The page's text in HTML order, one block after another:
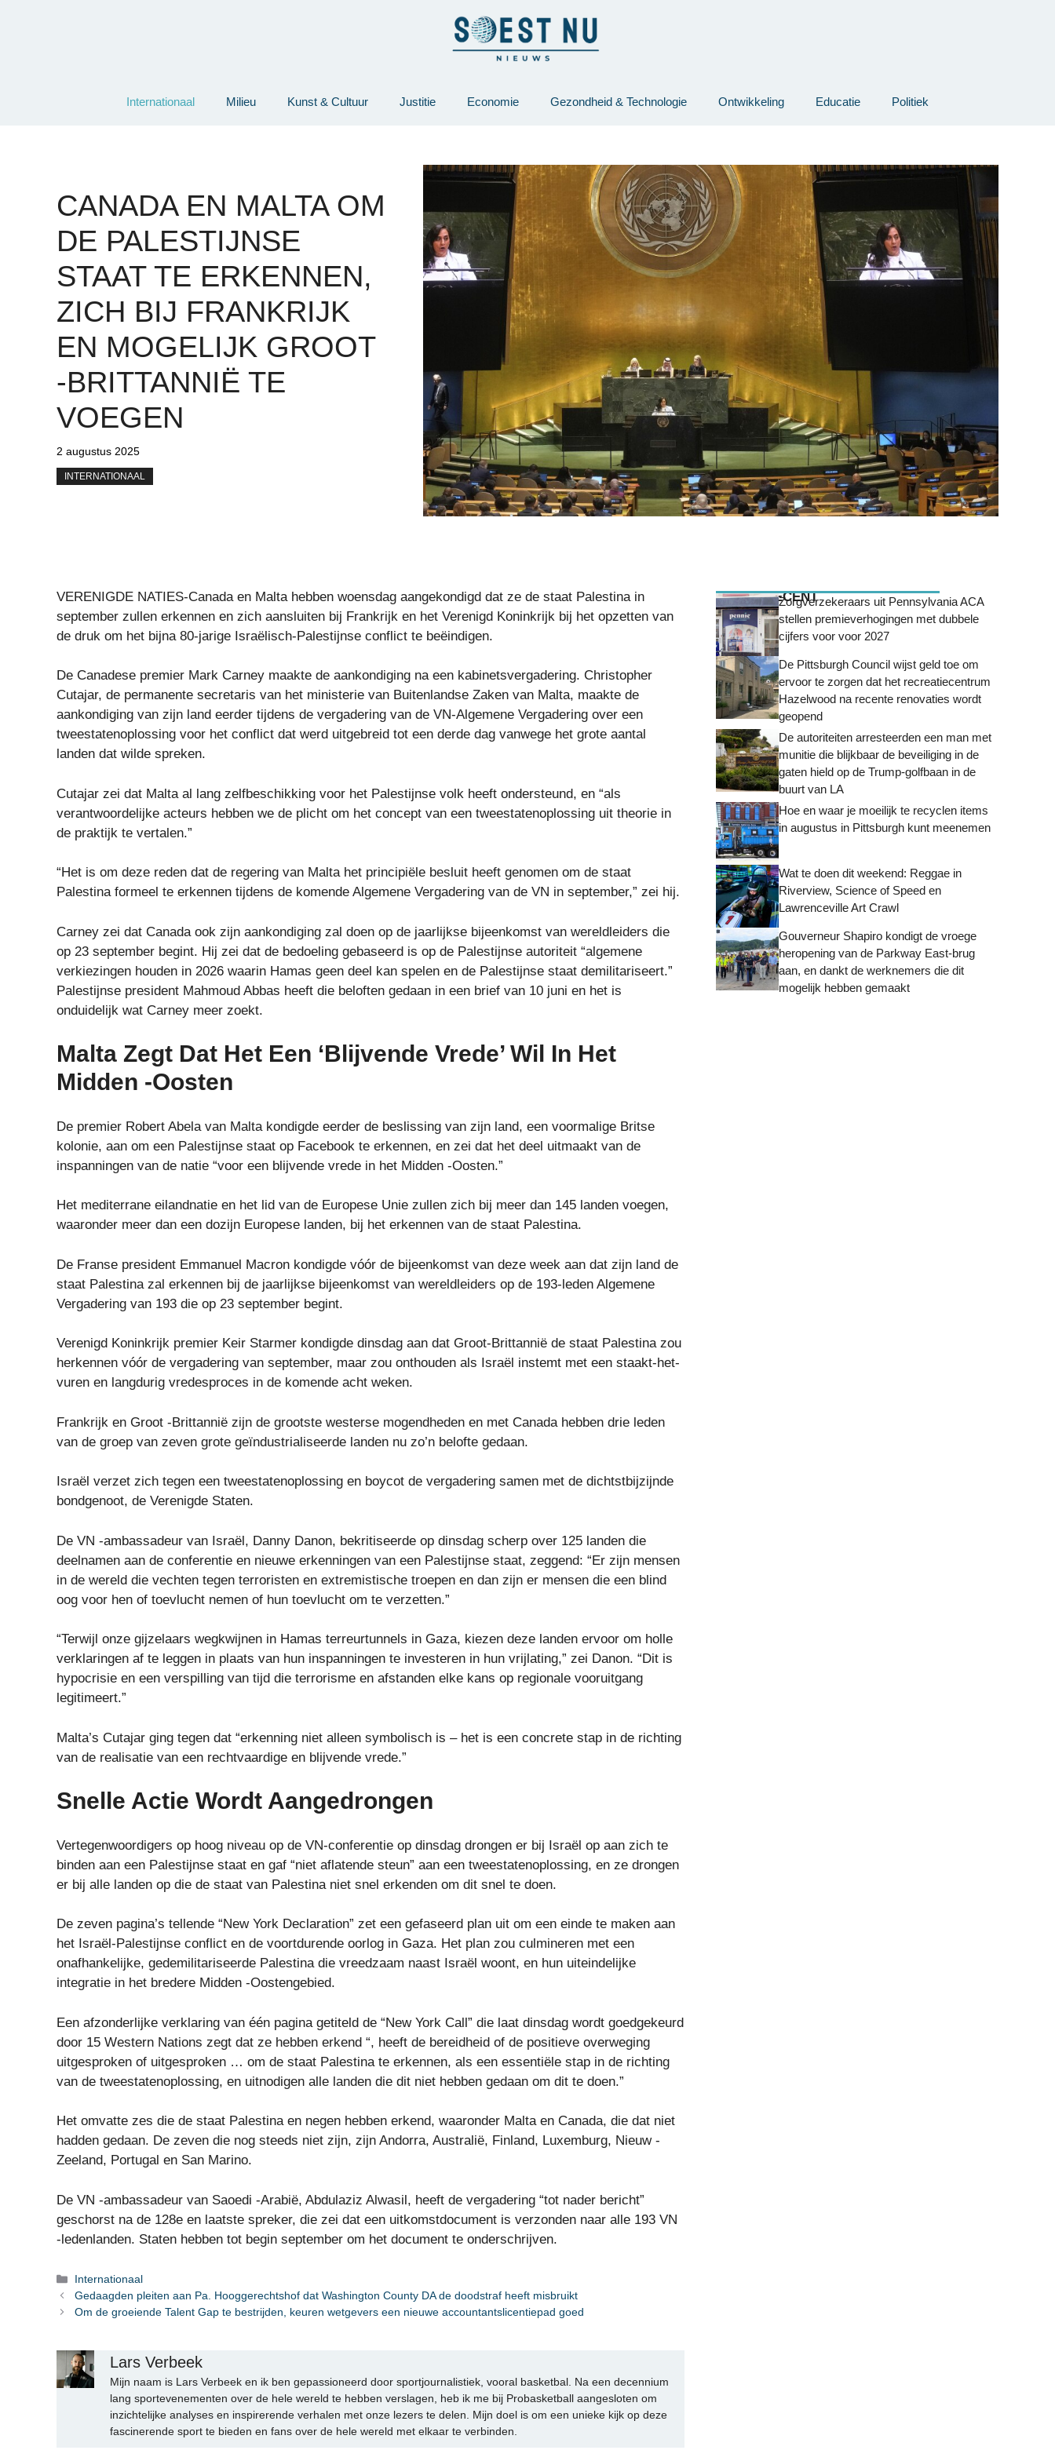
Internationaal Milieu Kunst & Cultuur Justitie Economie Gezondheid & Technologie Ontwikkeling Educatie Politiek
CANADA EN MALTA OM
DE PALESTIJNSE
STAAT TE ERKENNEN,
ZICH BIJ FRANKRIJK
EN MOGELIJK GROOT
-BRITTANNIË TE
VOEGEN
2 augustus 2025
INTERNATIONAAL
VERENIGDE NATIES-Canada en Malta hebben woensdag aangekondigd dat ze de staat Palestina in
september zullen erkennen en zich aansluiten bij Frankrijk en het Verenigd Koninkrijk bij het opzetten van
de druk om het bijna 80-jarige Israëlisch-Palestijnse conflict te beëindigen.
De Canadese premier Mark Carney maakte de aankondiging na een kabinetsvergadering. Christopher
Cutajar, de permanente secretaris van het ministerie van Buitenlandse Zaken van Malta, maakte de
aankondiging van zijn land eerder tijdens de vergadering van de VN-Algemene Vergadering over een
tweestatenoplossing voor het conflict dat werd uitgebreid tot een derde dag vanwege het grote aantal
landen dat wilde spreken.
Cutajar zei dat Malta al lang zelfbeschikking voor het Palestijnse volk heeft ondersteund, en “als
verantwoordelijke acteurs hebben we de plicht om het concept van een tweestatenoplossing uit theorie in
de praktijk te vertalen.”
“Het is om deze reden dat de regering van Malta het principiële besluit heeft genomen om de staat
Palestina formeel te erkennen tijdens de komende Algemene Vergadering van de VN in september,” zei hij.
Carney zei dat Canada ook zijn aankondiging zal doen op de jaarlijkse bijeenkomst van wereldleiders die
op 23 september begint. Hij zei dat de bedoeling gebaseerd is op de Palestijnse autoriteit “algemene
verkiezingen houden in 2026 waarin Hamas geen deel kan spelen en de Palestijnse staat demilitariseert.”
Palestijnse president Mahmoud Abbas heeft die beloften gedaan in een brief van 10 juni en het is
onduidelijk wat Carney meer zoekt.
Malta Zegt Dat Het Een ‘blijvende Vrede’ Wil In Het
Midden -Oosten
De premier Robert Abela van Malta kondigde eerder de beslissing van zijn land, een voormalige Britse
kolonie, aan om een Palestijnse staat op Facebook te erkennen, en zei dat het deel uitmaakt van de
inspanningen van de natie “voor een blijvende vrede in het Midden -Oosten.”
Het mediterrane eilandnatie en het lid van de Europese Unie zullen zich bij meer dan 145 landen voegen,
waaronder meer dan een dozijn Europese landen, bij het erkennen van de staat Palestina.
De Franse president Emmanuel Macron kondigde vóór de bijeenkomst van deze week aan dat zijn land de
staat Palestina zal erkennen bij de jaarlijkse bijeenkomst van wereldleiders op de 193-leden Algemene
Vergadering van 193 die op 23 september begint.
Verenigd Koninkrijk premier Keir Starmer kondigde dinsdag aan dat Groot-Brittannië de staat Palestina zou
herkennen vóór de vergadering van september, maar zou onthouden als Israël instemt met een staakt-het-
vuren en langdurig vredesproces in de komende acht weken.
Frankrijk en Groot -Brittannië zijn de grootste westerse mogendheden en met Canada hebben drie leden
van de groep van zeven grote geïndustrialiseerde landen nu zo’n belofte gedaan.
Israël verzet zich tegen een tweestatenoplossing en boycot de vergadering samen met de dichtstbijzijnde
bondgenoot, de Verenigde Staten.
De VN -ambassadeur van Israël, Danny Danon, bekritiseerde op dinsdag scherp over 125 landen die
deelnamen aan de conferentie en nieuwe erkenningen van een Palestijnse staat, zeggend: “Er zijn mensen
in de wereld die vechten tegen terroristen en extremistische troepen en dan zijn er mensen die een blind
oog voor hen of toevlucht nemen of hun toevlucht om te verzetten.”
“Terwijl onze gijzelaars wegkwijnen in Hamas terreurtunnels in Gaza, kiezen deze landen ervoor om holle
verklaringen af te leggen in plaats van hun inspanningen te investeren in hun vrijlating,” zei Danon. “Dit is
hypocrisie en een verspilling van tijd die terrorisme en afstanden elke kans op regionale vooruitgang
legitimeert.”
Malta’s Cutajar ging tegen dat “erkenning niet alleen symbolisch is – het is een concrete stap in de richting
van de realisatie van een rechtvaardige en blijvende vrede.”
Snelle Actie Wordt Aangedrongen
Vertegenwoordigers op hoog niveau op de VN-conferentie op dinsdag drongen er bij Israël op aan zich te
binden aan een Palestijnse staat en gaf “niet aflatende steun” aan een tweestatenoplossing, en ze drongen
er bij alle landen op die de staat van Palestina niet snel erkenden om dit snel te doen.
De zeven pagina’s tellende “New York Declaration” zet een gefaseerd plan uit om een einde te maken aan
het Israël-Palestijnse conflict en de voortdurende oorlog in Gaza. Het plan zou culmineren met een
onafhankelijke, gedemilitariseerde Palestina die vreedzaam naast Israël woont, en hun uiteindelijke
integratie in het bredere Midden -Oostengebied.
Een afzonderlijke verklaring van één pagina getiteld de “New York Call” die laat dinsdag wordt goedgekeurd
door 15 Western Nations zegt dat ze hebben erkend “, heeft de bereidheid of de positieve overweging
uitgesproken of uitgesproken … om de staat Palestina te erkennen, als een essentiële stap in de richting
van de tweestatenoplossing, en uitnodigen alle landen die dit niet hebben gedaan om dit te doen.”
Het omvatte zes die de staat Palestina en negen hebben erkend, waaronder Malta en Canada, die dat niet
hadden gedaan. De zeven die nog steeds niet zijn, zijn Andorra, Australië, Finland, Luxemburg, Nieuw -
Zeeland, Portugal en San Marino.
De VN -ambassadeur van Saoedi -Arabië, Abdulaziz Alwasil, heeft de vergadering “tot nader bericht”
geschorst na de 128e en laatste spreker, die zei dat een uitkomstdocument is verzonden naar alle 193 VN
-ledenlanden. Staten hebben tot begin september om het document te onderschrijven.
Categorieën
Internationaal
Gedaagden pleiten aan Pa. Hooggerechtshof dat Washington County DA de doodstraf heeft misbruikt
Om de groeiende Talent Gap te bestrijden, keuren wetgevers een nieuwe accountantslicentiepad goed
Lars Verbeek
Mijn naam is Lars Verbeek en ik ben gepassioneerd door sportjournalistiek, vooral basketbal. Na een decennium
lang sportevenementen over de hele wereld te hebben verslagen, heb ik me bij Probasketball aangesloten om
inzichtelijke analyses en inspirerende verhalen met onze lezers te delen. Mijn doel is om een unieke kijk op deze
fascinerende sport te bieden en fans over de hele wereld met elkaar te verbinden.
MEEST RECENTZorgverzekeraars uit Pennsylvania ACA
stellen premieverhogingen met dubbele
cijfers voor voor 2027
De Pittsburgh Council wijst geld toe om
ervoor te zorgen dat het recreatiecentrum
Hazelwood na recente renovaties wordt
geopend
De autoriteiten arresteerden een man met
munitie die blijkbaar de beveiliging in de
gaten hield op de Trump-golfbaan in de
buurt van LA
Hoe en waar je moeilijk te recyclen items
in augustus in Pittsburgh kunt meenemen
Wat te doen dit weekend: Reggae in
Riverview, Science of Speed ​​en
Lawrenceville Art Crawl
Gouverneur Shapiro kondigt de vroege
heropening van de Parkway East-brug
aan, en dankt de werknemers die dit
mogelijk hebben gemaakt